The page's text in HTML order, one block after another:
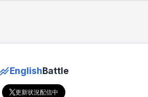
EnglishBattle
更新状況配信中